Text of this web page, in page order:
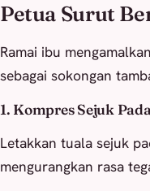
Petua Surut
Ramai ibu
sebagai sokongan
1. Kompres Sejuk
Letakkan tuala sejuk
mengurangkan rasa